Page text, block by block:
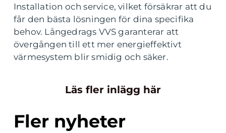
Installation och service, vilket försäkrar att du
får den bästa lösningen för dina specifika
behov. Långedrags VVS garanterar att
övergången till ett mer energieffektivt
värmesystem blir smidig och säker.
Läs fler inlägg här
Fler nyheter